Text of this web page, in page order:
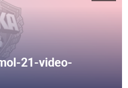
21-video-